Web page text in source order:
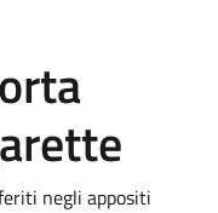
negli appositi